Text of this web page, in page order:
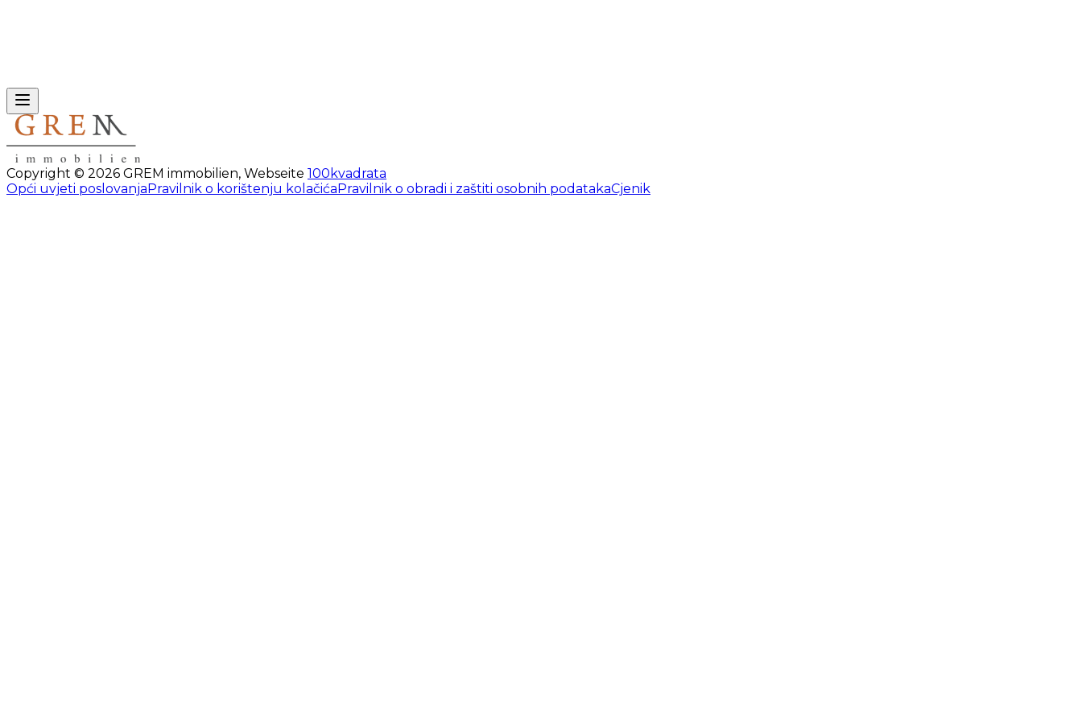
Copyright © 2026 GREM immobilien, Webseite 100kvadrata
Opći uvjeti poslovanjaPravilnik o korištenju kolačićaPravilnik o obradi i zaštiti osobnih podatakaCjenik